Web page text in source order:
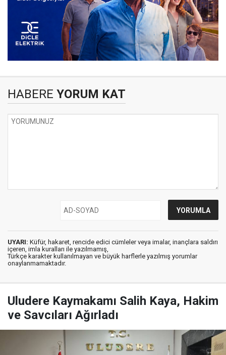
HABERE YORUM KAT
UYARI: Küfür, hakaret, rencide edici cümleler veya imalar, inançlara saldırı
içeren, imla kuralları ile yazılmamış,
Türkçe karakter kullanılmayan ve büyük harflerle yazılmış yorumlar
onaylanmamaktadır.
Uludere Kaymakamı Salih Kaya, Hakim
ve Savcıları Ağırladı